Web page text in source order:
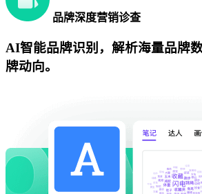
品牌深度营销诊查
AI智能品牌识别，解析海量品牌
牌动向。